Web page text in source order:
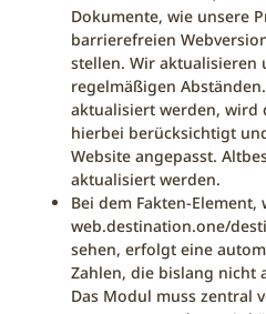
Dokumente, wie unsere
barrierefreien
stellen. Wir aktualisieren
regelmäßigen
aktualisiert werden, wird
hierbei berücksichtigt
Website angepasst.
aktualisiert werden.
Bei dem Fakten-Element,
web.destination.one/
sehen, erfolgt eine
Zahlen, die bislang nicht
Das Modul muss zentral